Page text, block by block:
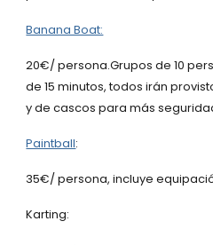
Banana Boat:
20€/ persona.Grupos de 10
de 15 minutos, todos irán
y de cascos para más
Paintball:
35€/ persona, incluye
Karting: